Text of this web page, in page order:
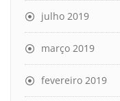
julho 2019
março 2019
fevereiro 2019